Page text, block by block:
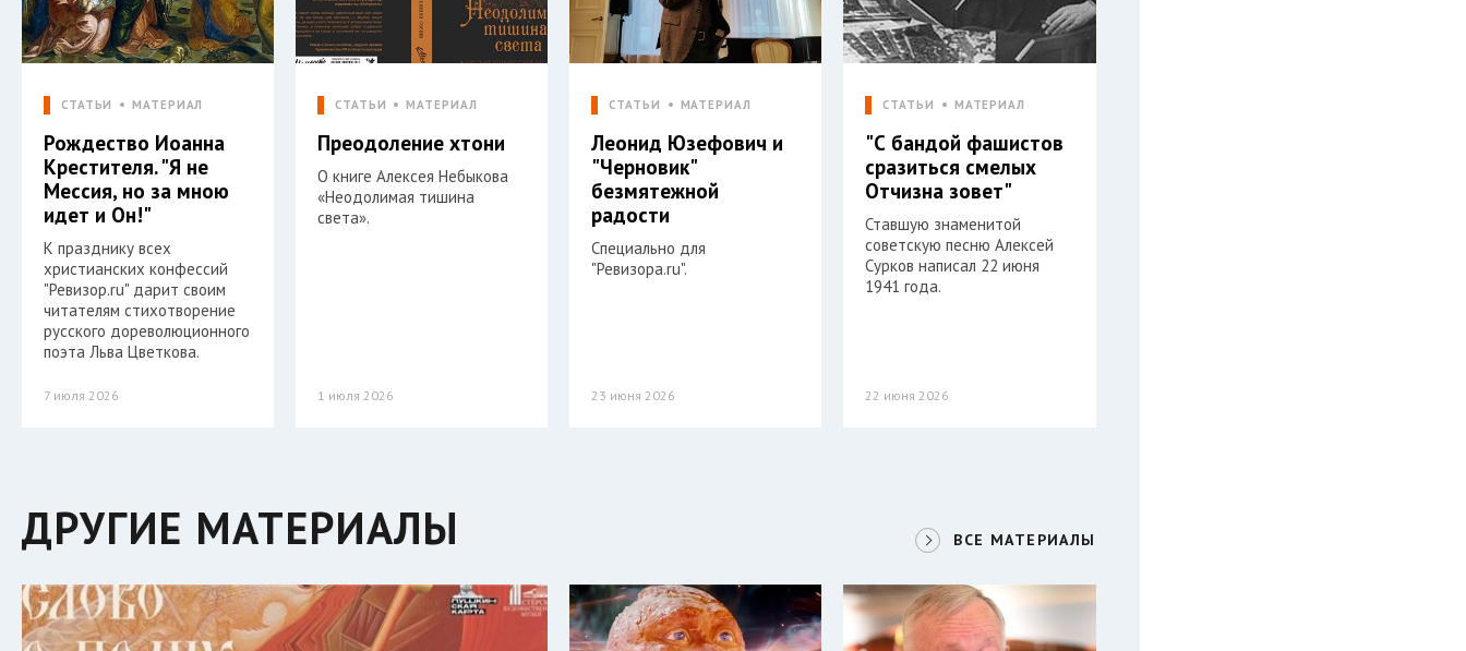
СТАТЬИ МАТЕРИАЛ
Рождество Иоанна
Крестителя. "Я не
Мессия, но за мною
идет и Он!"
К празднику всех
христианских конфессий
"Ревизор.ru" дарит своим
читателям стихотворение
русского дореволюционного
поэта Льва Цветкова.
7 июля 2026
СТАТЬИ МАТЕРИАЛ
Преодоление хтони
О книге Алексея Небыкова
«Неодолимая тишина
света».
1 июля 2026
СТАТЬИ МАТЕРИАЛ
Леонид Юзефович и
"Черновик"
безмятежной
радости
Специально для
"Ревизора.ru".
23 июня 2026
СТАТЬИ МАТЕРИАЛ
"С бандой фашистов
сразиться смелых
Отчизна зовет"
Ставшую знаменитой
советскую песню Алексей
Сурков написал 22 июня
1941 года.
22 июня 2026
ДРУГИЕ МАТЕРИАЛЫ ВСЕ МАТЕРИАЛЫ